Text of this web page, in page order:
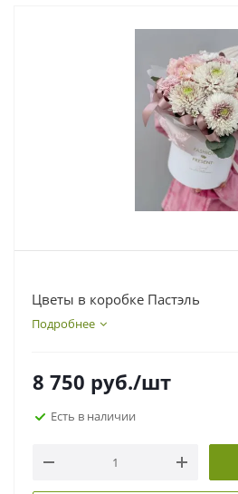
Цветы в коробке Пастэль
Подробнее
8 750 руб./шт
Есть в наличии